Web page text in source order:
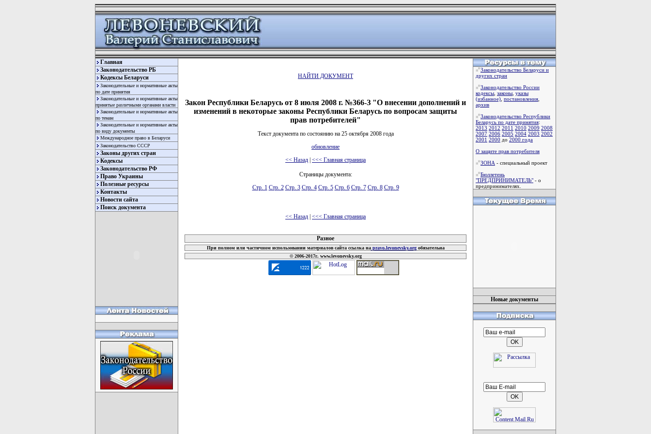
Главная
Законодательство РБ
Кодексы Беларуси
Законодательные и нормативные акты
по дате принятия
Законодательные и нормативные акты
принятые различными органами власти
Законодательные и нормативные акты
по темам
Законодательные и нормативные акты
по виду документы
Международное право в Беларуси
Законодательство СССР
Законы других стран
Кодексы
Законодательство РФ
Право Украины
Полезные ресурсы
Контакты
Новости сайта
Поиск документа
НАЙТИ ДОКУМЕНТ
Закон Республики Беларусь от 8 июля 2008 г. №366-З "О внесении дополнений и
изменений в некоторые законы Республики Беларусь по вопросам защиты
прав потребителей"
Текст документа по состоянию на 25 октября 2008 года
обновление
<< Назад | <<< Главная страница
Страницы документа:
Стр. 1 Стр. 2 Стр. 3 Стр. 4 Стр. 5 Стр. 6 Стр. 7 Стр. 8 Стр. 9
<< Назад | <<< Главная страница
Разное
При полном или частичном использовании материалов сайта ссылка наpravo.levonevsky.orgобязательна
© 2006-2017г. www.levonevsky.org
Законодательство Беларуси и
других стран
Законодательство России
кодексы законы указы
(избанное) постановления
архив
Законодательство Республики
Беларусь по дате принятия:
2013 2012 2011 2010 2009 2008
2007 2006 2005 2004 2003 2002
2001 2000 до 2000 года
О защите прав потребителя
ЗОНА - специальный проект
Бюллетень
"ПРЕДПРИНИМАТЕЛЬ" - о
предпринимателях.
Новые документы